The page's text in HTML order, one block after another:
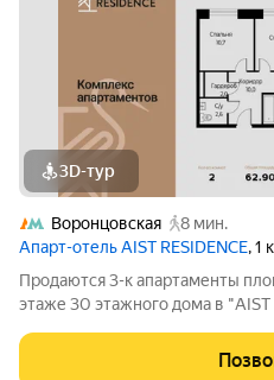
3D-тур
Воронцовская
8 мин.
Апарт-отель AIST RESIDENCE, 1
Продаются 3-к апартаменты
этаже 30 этажного дома в
стремится к гармонии между
отдыхом на природе.